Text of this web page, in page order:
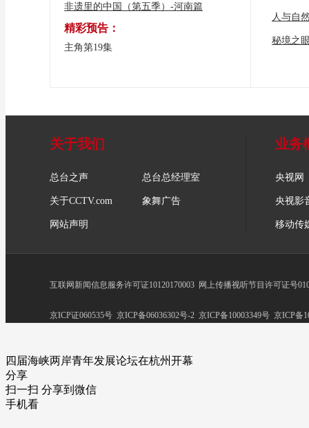
非遗里的中国（第五季）-河南篇
精彩预告：
主角第19集
人与自
秘境之
关于我们
总台之声 总台总经理室
关于CCTV.com 象舞广告
网站声明
业务
央视网
央视影
移动传
互联网新闻信息服务许可证10120170003 网上传播视听节目许可证号
京ICP证060535号 京ICP备06036302号-2 京ICP备10003349号 京ICP备
四届海峡两岸青年发展论坛在杭州开幕
分享
扫一扫 分享到微信
手机看